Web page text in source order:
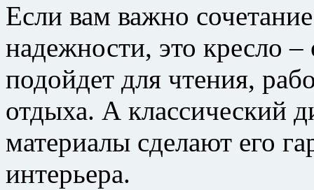
Если вам важно
надежности, это кресло
подойдет для чтения,
отдыха. А классический
материалы сделают его
интерьера.